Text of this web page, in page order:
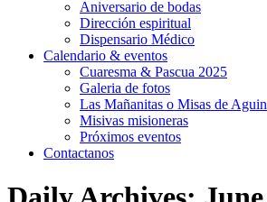
Aniversario de bodas
Dirección espiritual
Dispensario Médico
Calendario & eventos
Cuaresma & Pascua 2025
Galeria de fotos
Las Mañanitas o Misas de
Misivas misioneras
Próximos eventos
Contactanos